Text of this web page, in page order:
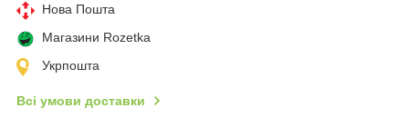
Нова Пошта
Магазини Rozetka
Укрпошта
Всі умови доставки